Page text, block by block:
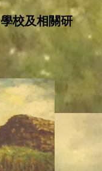
校及相關研